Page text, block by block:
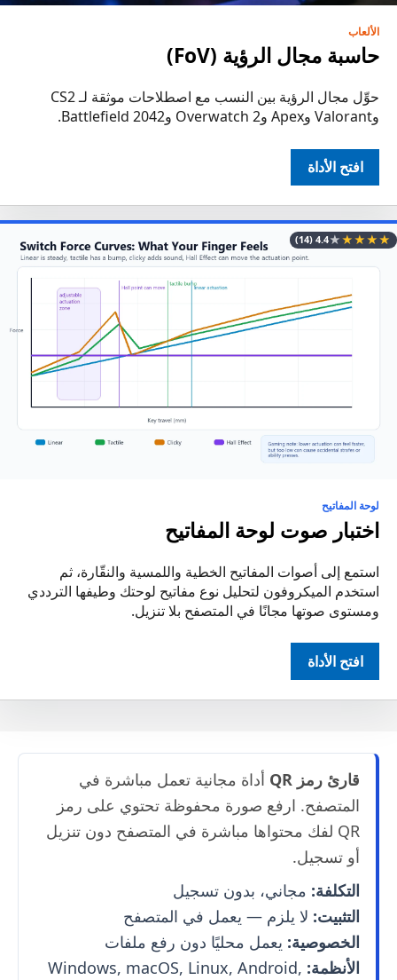
الألعاب
حاسبة مجال الرؤية (FoV)
حوِّل مجال الرؤية بين النسب مع اصطلاحات موثقة لـ CS2
وValorant وApex وOverwatch 2 وBattlefield 2042.
افتح الأداة
★
★
★
★
★
4.4
(14)
لوحة المفاتيح
اختبار صوت لوحة المفاتيح
استمع إلى أصوات المفاتيح الخطية واللمسية والنقّارة، ثم
استخدم الميكروفون لتحليل نوع مفاتيح لوحتك وطيفها الترددي
ومستوى صوتها مجانًا في المتصفح بلا تنزيل.
افتح الأداة
قارئ رمز QR
أداة مجانية تعمل مباشرة في
المتصفح. ارفع صورة محفوظة تحتوي على رمز
QR لفك محتواها مباشرة في المتصفح دون تنزيل
أو تسجيل.
التكلفة: مجاني، بدون تسجيل
التثبيت: لا يلزم — يعمل في المتصفح
الخصوصية: يعمل محليًا دون رفع ملفات
الأنظمة: Windows, macOS, Linux, Android,